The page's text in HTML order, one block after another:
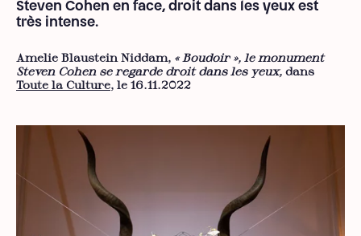
Steven Cohen en face, droit dans les yeux est
très intense.
Amelie Blaustein Niddam, « Boudoir », le monument
Steven Cohen se regarde droit dans les yeux, dans
Toute la Culture, le 16.11.2022